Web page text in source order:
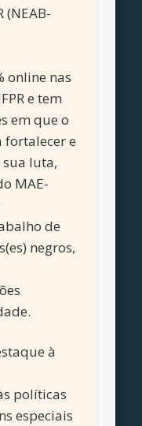
(NEAB-
online nas
e tem
em que o
fortalecer e
luta,
MAE-
de
negros,
à
políticas
especiais